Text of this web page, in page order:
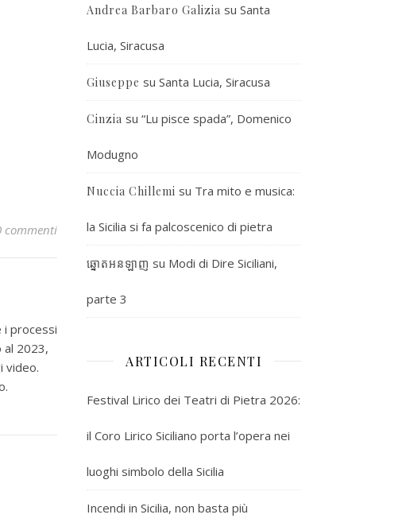
commenti
i processi
al 2023,
video.
Andrea Barbaro Galizia su Santa
Lucia, Siracusa
Giuseppe su Santa Lucia, Siracusa
Cinzia su “Lu pisce spada”, Domenico
Modugno
Nuccia Chillemi su Tra mito e musica:
la Sicilia si fa palcoscenico di pietra
ឆ្នោតអនឡាញ su Modi di Dire Siciliani,
parte 3
ARTICOLI RECENTI
Festival Lirico dei Teatri di Pietra 2026:
il Coro Lirico Siciliano porta l’opera nei
luoghi simbolo della Sicilia
Incendi in Sicilia, non basta più